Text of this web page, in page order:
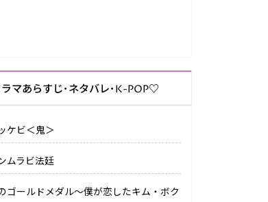
マあらすじ･ネタバレ･K-POP♡
ケビ＜鬼＞
ムラビ法廷
ゴールドメダル～僕が恋したキム・ボク